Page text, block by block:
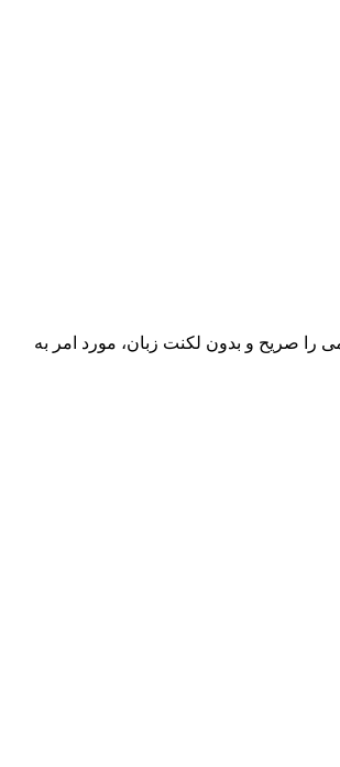
را صریح و بدون لکنت زبان، مورد امر به